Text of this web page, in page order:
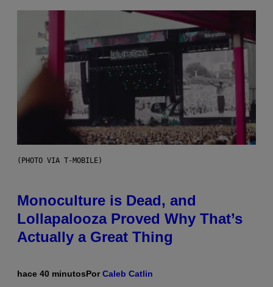
(PHOTO VIA T-MOBILE)
Monoculture is Dead, and
Lollapalooza Proved Why That’s
Actually a Great Thing
hace 40 minutosPorCaleb Catlin